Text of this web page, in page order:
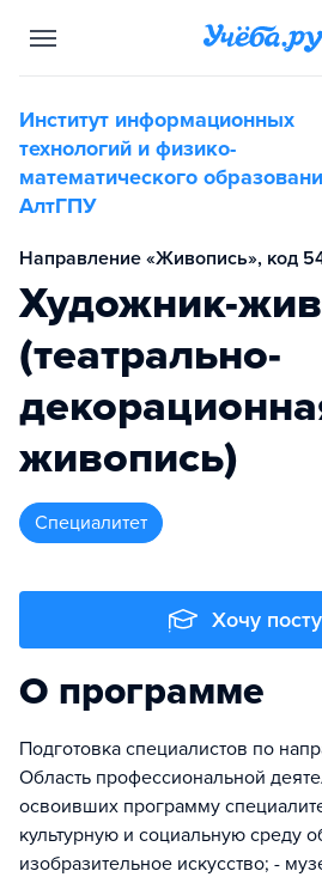
Институт информационных
технологий и физико-
математического
АлтГПУ
Направление «Живопись», код
Художник-
(театрально-
живопись)
специалитет
Хочу
О программе
Подготовка специалистов по
Область профессиональной
освоивших программу
культурную и социальную среду
изобразительное искусство; -